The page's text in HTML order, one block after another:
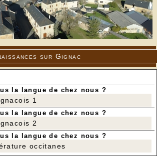
sur Gignac
la langue de chez nous ?
1
la langue de chez nous ?
2
la langue de chez nous ?
occitanes